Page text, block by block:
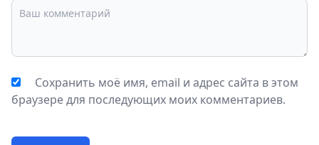
Сохранить моё имя, email и адрес сайта в этом
браузере для последующих моих комментариев.